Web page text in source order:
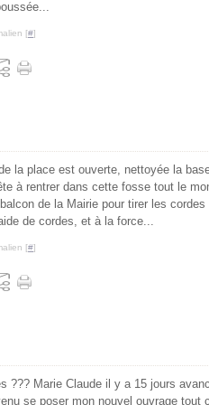
[#]
la place est ouverte, nettoyée la
à rentrer dans cette fosse tout le
de la Mairie pour tirer les cordes
de cordes, et à la force...
[#]
??? Marie Claude il y a 15 jours
se poser mon nouvel ouvrage tout